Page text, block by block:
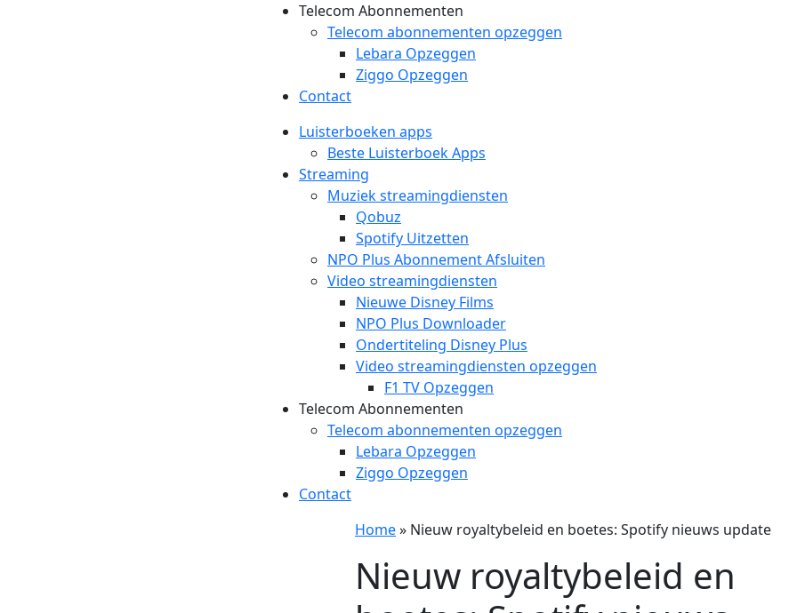
Telecom Abonnementen
Telecom abonnementen opzeggen
Lebara Opzeggen
Ziggo Opzeggen
Contact
Luisterboeken apps
Beste Luisterboek Apps
Streaming
Muziek streamingdiensten
Qobuz
Spotify Uitzetten
NPO Plus Abonnement Afsluiten
Video streamingdiensten
Nieuwe Disney Films
NPO Plus Downloader
Ondertiteling Disney Plus
Video streamingdiensten opzeggen
F1 TV Opzeggen
Telecom Abonnementen
Telecom abonnementen opzeggen
Lebara Opzeggen
Ziggo Opzeggen
Contact
Home» Nieuw royaltybeleid en boetes: Spotify nieuws update
Nieuw royaltybeleid en